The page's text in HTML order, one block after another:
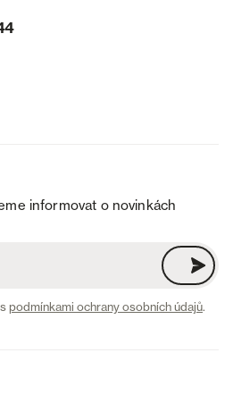
informovat o novinkách
podmínkami ochrany osobních údajů.